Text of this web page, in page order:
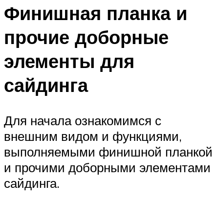
МЕНЮ
Финишная планка и
прочие доборные
элементы для
сайдинга
Для начала ознакомимся с
внешним видом и функциями,
выполняемыми финишной планкой
и прочими доборными элементами
сайдинга.